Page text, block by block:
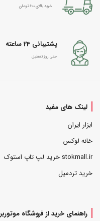
خرید بالای 600 تومان
پشتیبانی 24 ساعته
حتی روز تعطیل
لینک های مفید
ابزار ایران
خانه لوکس
stokmall.ir خرید لپ تاپ استوک
خرید تردمیل
راهنمای خرید از فروشگاه